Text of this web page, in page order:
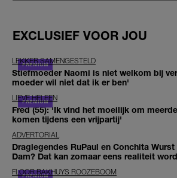
EXCLUSIEF VOOR JOU
LEKKER SAMENGESTELD
Stiefmoeder Naomi is niet welkom bij
moeder wil niet dat ik er ben'
LIEVE HELEEN
Fred (55): 'Ik vind het moeilijk om
komen tijdens een vrijpartij'
ADVERTORIAL
Draglegendes RuPaul en Conchita
Dam? Dat kan zomaar eens realiteit
FLOOR BAKHUYS ROOZEBOOM